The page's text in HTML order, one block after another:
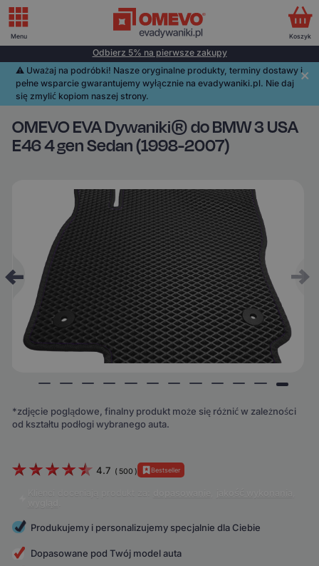
Odbierz 5% na pierwsze zakupy
⚠️️ Uważaj na podróbki! Nasze oryginalne produkty, terminy dostawy i
pełne wsparcie gwarantujemy wyłącznie na evadywaniki.pl. Nie daj
się zmylić kopiom naszej strony.
OMEVO EVA Dywaniki® do BMW 3 USA
E46 4 gen Sedan (1998-2007)
*zdjęcie poglądowe, finalny produkt może się różnić w zależności
od kształtu podłogi wybranego auta.
4.7 ( 500 ) Bestseller
Klienci doceniają produkt za: dopasowanie
wygląd
Produkujemy i personalizujemy specjalnie dla Ciebie
Dopasowane pod Twój model auta
Menu Koszyk